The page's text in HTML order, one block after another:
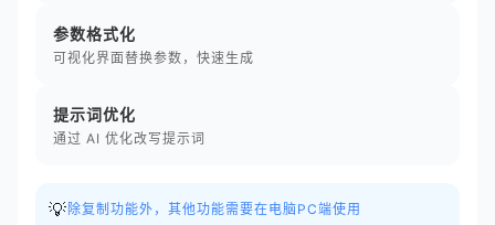
参数格式化
可视化界面替换参数，快速生成
提示词优化
通过 AI 优化改写提示词
💡 除复制功能外，其他功能需要在电脑PC端使用